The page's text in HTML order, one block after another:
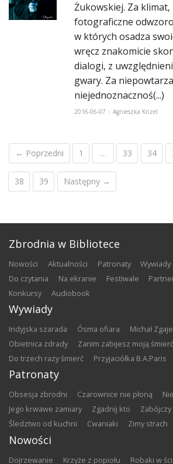
Żukowskiej. Za klimat,
fotograficzne
w których osadza
wręcz znakomicie
dialogi, z
gwary. Za
niejednoznacznoś(...)
2016-06-07 :: Agnieszka Krizel
← Poprzedni 1 … 33 34
38 39 Następny →
Zbrodnia w Bibliotece
nowości aktualności patronaty wywiady
do czytania
na ekranie festiwale
konkursy
audiobook
Wywiady
Indyjska szarada Ósma ofiara
Michał
Obietnica zdrady
Zanim zabijesz moją śmierć
Do trzech razy śmierć
Przyjaciółka B.A.Paris
Patronaty
Obsesja zbrodni Czarownice nie płoną
Jego krwawe zamiary
Zgadnij kto
Śledztwo od kuchni
Cwaniaki Zimy strach
Nowości
Dojrzewanie Krzyże z popiołu Robaki w